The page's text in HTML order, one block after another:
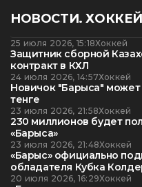
НОВОСТИ. ХОККЕЙ
25 июля 2026, 15:18Хоккей
Защитник сборной
контракт в КХЛ
24 июля 2026, 14:57Хоккей
Новичок "Барыса" может
тенге
23 июля 2026, 21:58Хоккей
230 миллионов будет
«Барыса»
23 июля 2026, 21:48Хоккей
«Барыс» официально
обладателя Кубка
20 июля 2026, 16:29Хоккей